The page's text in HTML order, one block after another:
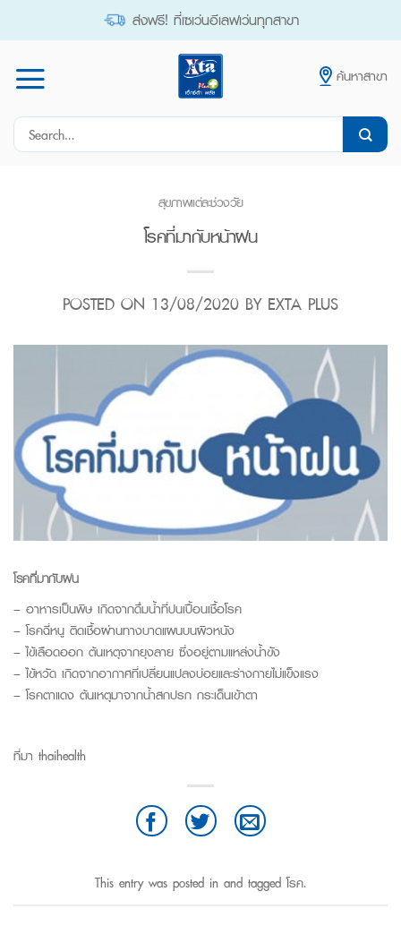
ส่งฟรี! ที่เซเว่นอีเลฟเว่นทุกสาขา
ค้นหาสาขา
Search
สุขภาพแต่ละช่วงวัย
โรคที่มากับหน้าฝน
POSTED ON 13/08/2020 BY EXTA PLUS
โรคที่มากับฝน
– อาหารเป็นพิษ เกิดจากดื่มน้ำที่ปนเปื้อนเชื้อโรค
– โรคฉี่หนู ติดเชื้อผ่านทางบาดแผนบนผิวหนัง
– ไข้เลือดออก ต้นเหตุจากยุงลาย ซึ่งอยู่ตามแหล่งน้ำขัง
– ไข้หวัด เกิดจากอากาศที่เปลี่ยนแปลงบ่อยและร่างกายไม่แข็งแรง
– โรคตาแดง ต้นเหตุมาจากน้ำสกปรก กระเด็นเข้าตา
ที่มา thaihealth
This entry was posted in and taggedโรค.